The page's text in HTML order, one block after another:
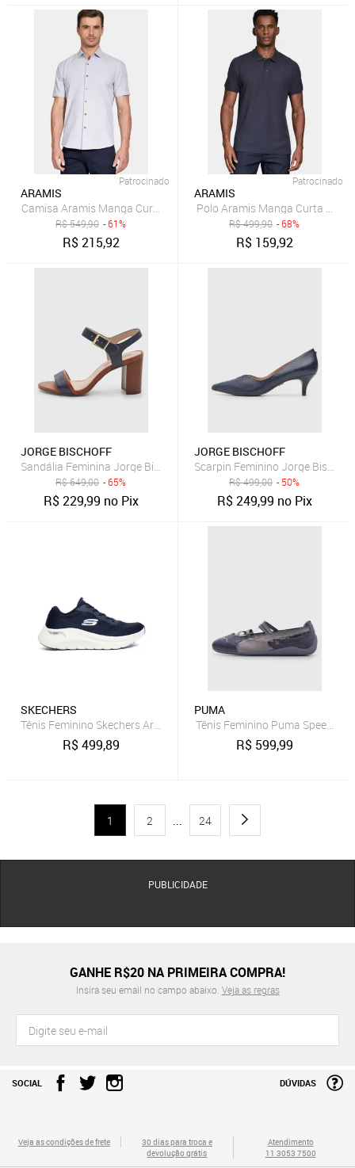
Patrocinado
ARAMIS
Camisa Aramis Manga Curta Slim Algodão Flame Soft Marinho
R$549,90 - 61%
R$215,92
Patrocinado
ARAMIS
Polo Aramis Manga Curta
R$499,90 - 68%
R$ 159,92
JORGE BISCHOFF
Sandália Feminina Jorge Bischoff Salto Bloco Couro Azul Marinho
R$649,00 - 65%
R$229,99 no Pix
JORGE BISCHOFF
Scarpin Feminino Jorge
R$499,00 - 50%
R$249,99 no Pix
SKECHERS
Tênis Feminino Skechers Arch Fit 2.0 Impacto Marinho/Branco
R$499,89
PUMA
Tênis Feminino Puma Speedcat
R$ 599,99
1 2 ... 24
PUBLICIDADE
GANHE R$20 NA PRIMEIRA COMPRA!
Insira seu email no campo abaixo. Veja as regras
SOCIAL DÚVIDAS
Veja as condições de frete
30 dias para troca e
devolução grátis
Atendimento
11 3053 7500